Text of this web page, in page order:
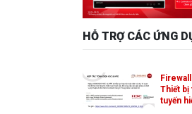
HỖ TRỢ CÁC ỨNG
Thiết bị
tuyến